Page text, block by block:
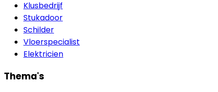
Klusbedrijf
Stukadoor
Schilder
Vloerspecialist
Elektricien
Thema's